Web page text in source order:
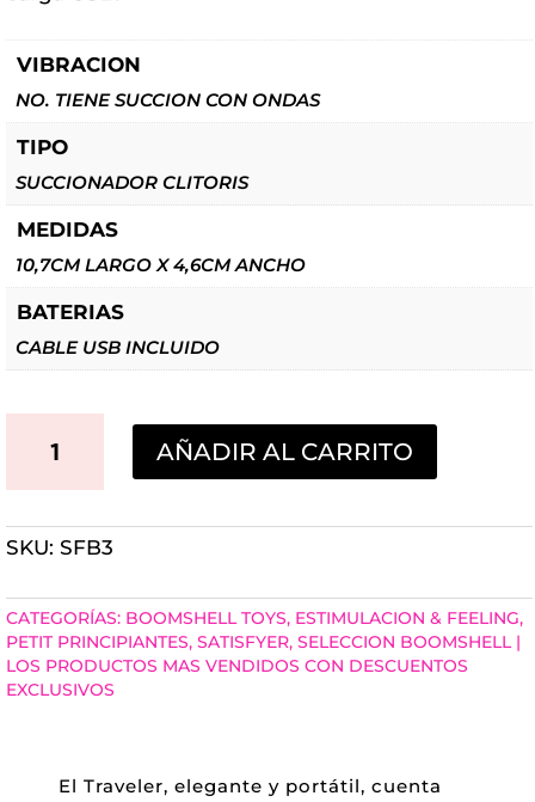
VIBRACION
NO. TIENE SUCCION CON ONDAS
TIPO
SUCCIONADOR CLITORIS
MEDIDAS
10,7CM LARGO X 4,6CM ANCHO
BATERIAS
CABLE USB INCLUIDO
CANTIDAD
AÑADIR AL CARRITO
SKU: SFB3
CATEGORÍAS: BOOMSHELL TOYS, ESTIMULACION & FEELING,
PETIT PRINCIPIANTES, SATISFYER, SELECCION BOOMSHELL |
LOS PRODUCTOS MAS VENDIDOS CON DESCUENTOS
EXCLUSIVOS
El Traveler, elegante y portátil, cuenta